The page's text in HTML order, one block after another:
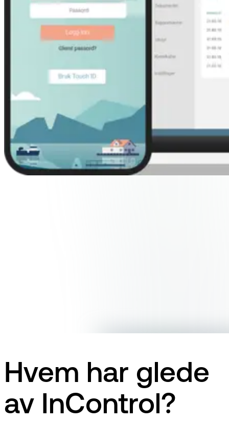
Hvem har glede
av InControl?